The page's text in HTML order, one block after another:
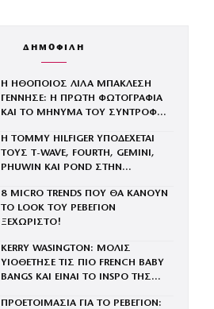
ΔΗΜΟΦΙΛΗ
Η ΗΘΟΠΟΙΟΣ ΛΙΛΑ ΜΠΑΚΛΕΣΗ
ΓΕΝΝΗΣΕ: Η ΠΡΩΤΗ ΦΩΤΟΓΡΑΦΙΑ
ΚΑΙ ΤΟ ΜΗΝΥΜΑ ΤΟΥ ΣΥΝΤΡΟΦΟΥ
Η TOMMY HILFIGER ΥΠΟΔΕΧΕΤΑΙ
ΤΟΥΣ Τ-WAVE, FOURTH, GEMINI,
PHUWIN ΚΑΙ POND ΣΤΗΝ
8 MICRO TRENDS ΠΟΥ ΘΑ ΚΑΝΟΥΝ
ΤΟ LOOK ΤΟΥ ΡΕΒΕΓΙΟΝ
ΞΕΧΩΡΙΣΤΟ!
KERRY WASINGTON: ΜΟΛΙΣ
ΥΙΟΘΕΤΗΣΕ ΤΙΣ ΠΙΟ FRENCH BABY
BANGS ΚΑΙ ΕΙΝΑΙ ΤΟ INSPO ΤΗΣ
ΠΡΟΕΤΟΙΜΑΣΙΑ ΓΙΑ ΤΟ ΡΕΒΕΓΙΟΝ: